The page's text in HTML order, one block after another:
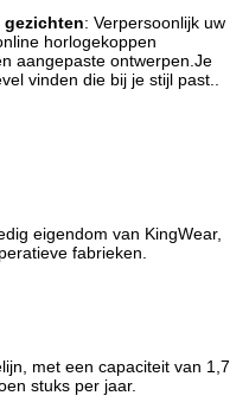
: Verpersoonlijk uw
horlogekoppen
aangepaste ontwerpen.Je
vinden die bij je stijl past..
eigendom van KingWear,
fabrieken.
met een capaciteit van 1,7
stuks per jaar.